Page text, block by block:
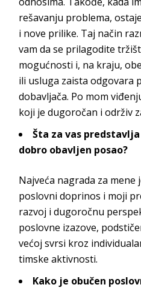
rešavanju problema,
i nove prilike. Taj način
vam da se prilagodite
mogućnosti i, na kraju,
ili usluga zaista odgovara
dobavljača. Po mom
koji je dugoročan i održiv
Šta za vas
dobro obavljen posao?
Najveća nagrada za mene
poslovni doprinos i moji
razvoj i dugoročnu
poslovne izazove,
većoj svrsi kroz
timske aktivnosti.
Kako je obučen